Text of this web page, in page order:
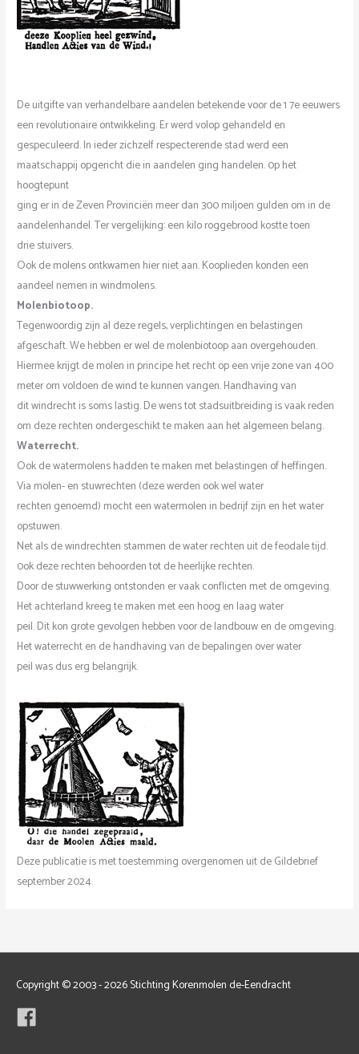
De uitgifte van verhandelbare aandelen betekende voor de 1 7e eeuwers
een revolutionaire ontwikkeling. Er werd volop gehandeld en
gespeculeerd. ln ieder zichzelf respecterende stad werd een
maatschappij opgericht die in aandelen ging handelen. 0p het
hoogtepunt
ging er in de Zeven Provinciën meer dan 300 miljoen gulden om in de
aandelenhandel. Ter vergelijking: een kilo roggebrood kostte toen
drie stuivers.
Ook de molens ontkwamen hier niet aan. Kooplieden konden een
aandeel nemen in windmolens.
Molenbiotoop.
Tegenwoordig zijn al deze regels, verplichtingen en belastingen
afgeschaft. We hebben er wel de molenbiotoop aan overgehouden.
Hiermee krijgt de molen in principe het recht op een vrije zone van 400
meter om voldoen de wind te kunnen vangen. Handhaving van
dit windrecht is soms lastig. De wens tot stadsuitbreiding is vaak reden
om deze rechten ondergeschikt te maken aan het algemeen belang.
Waterrecht.
Ook de watermolens hadden te maken met belastingen of heffingen.
Via molen- en stuwrechten (deze werden ook wel water
rechten genoemd) mocht een watermolen in bedrijf zijn en het water
opstuwen.
Net als de windrechten stammen de water rechten uit de feodale tijd.
0ok deze rechten behoorden tot de heerlijke rechten.
Door de stuwwerking ontstonden er vaak conflicten met de omgeving.
Het achterland kreeg te maken met een hoog en laag water
peil. Dit kon grote gevolgen hebben voor de landbouw en de omgeving.
Het waterrecht en de handhaving van de bepalingen over water
peil was dus erg belangrijk.
Deze publicatie is met toestemming overgenomen uit de Gildebrief
september 2024.
Copyright © 2003 - 2026 Stichting Korenmolen de-Eendracht